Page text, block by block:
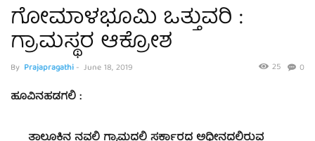
ಗೋಮಾಳಭೂಮಿ ಒತ್ತುವರಿ :
ಗ್ರಾಮಸ್ಥರ ಆಕ್ರೋಶ
By Prajapragathi- June 18, 2019 0
25
ಹೂವಿನಹಡಗಲಿ :